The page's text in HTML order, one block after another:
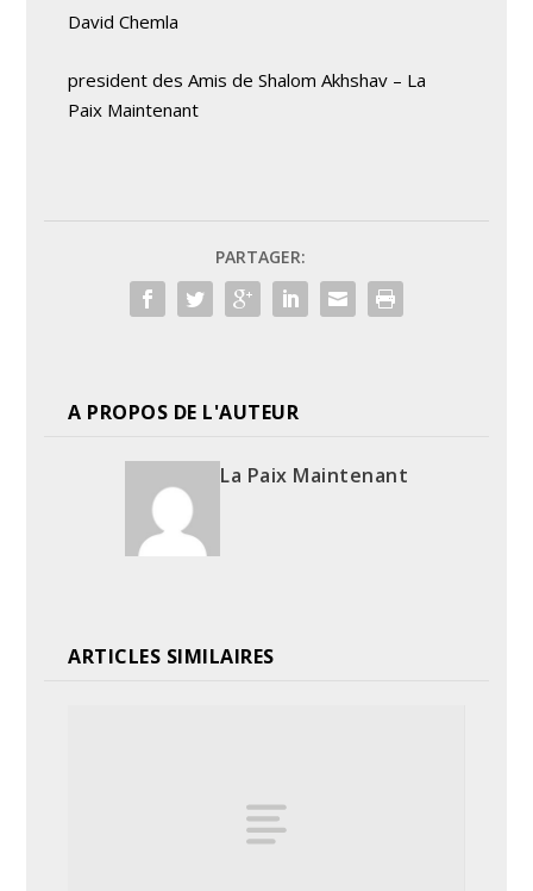
David Chemla
president des Amis de Shalom Akhshav – La
Paix Maintenant
PARTAGER:
A PROPOS DE L'AUTEUR
La Paix Maintenant
ARTICLES SIMILAIRES